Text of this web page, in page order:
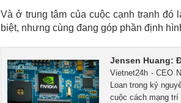
Và ở trung tâm của cuộc cạnh tranh đó
biệt, nhưng cùng đang góp phần định
Jensen Huang:
Vietnet24h - CEO
Loan trong kỷ
cuộc cách mạng trí